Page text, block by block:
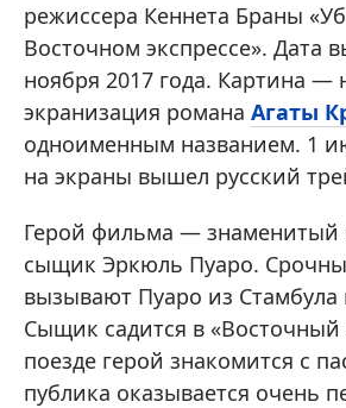
режиссера Кеннета Браны
Восточном экспрессе». Дата
ноября 2017 года. Картина —
экранизация романа Агаты
одноименным названием. 1
на экраны вышел русский
Герой фильма — знаменитый
сыщик Эркюль Пуаро.
вызывают Пуаро из Стамбула
Сыщик садится в «Восточный
поезде герой знакомится с
публика оказывается очень